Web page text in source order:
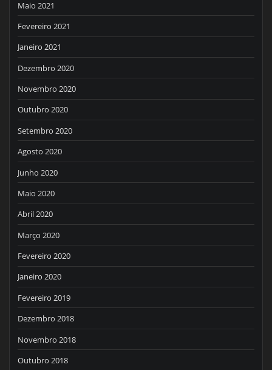
Maio 2021
Fevereiro 2021
Janeiro 2021
Dezembro 2020
Novembro 2020
Outubro 2020
Setembro 2020
Agosto 2020
Junho 2020
Maio 2020
Abril 2020
Março 2020
Fevereiro 2020
Janeiro 2020
Fevereiro 2019
Dezembro 2018
Novembro 2018
Outubro 2018